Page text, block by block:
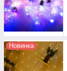
Новинка